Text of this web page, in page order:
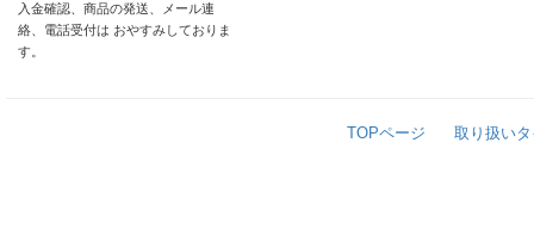
入金確認、商品の発送、メール連
絡、電話受付は おやすみしておりま
す。
TOPページ 取り扱い